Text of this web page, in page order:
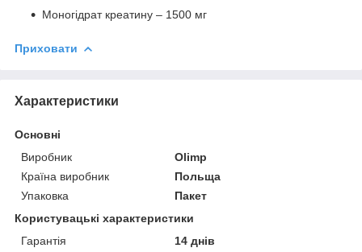
Моногідрат креатину – 1500 мг
Приховати
Характеристики
Основні
Виробник
Olimp
Країна виробник
Польща
Упаковка
Пакет
Користувацькi характеристики
Гарантія
14 днів